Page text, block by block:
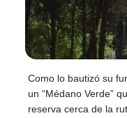
Como lo bautizó su
un “Médano Verde”
reserva cerca de la